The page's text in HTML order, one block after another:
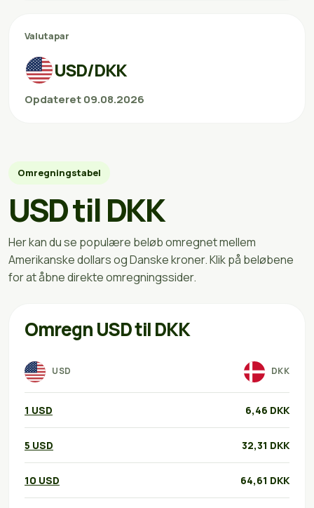
Valutapar
USD/DKK
Opdateret 09.08.2026
Omregningstabel
USD til DKK
Her kan du se populære beløb omregnet mellem
Amerikanske dollars og Danske kroner. Klik på beløbene
for at åbne direkte omregningssider.
Omregn USD til DKK
USD DKK
1 USD 6,46 DKK
5 USD 32,31 DKK
10 USD 64,61 DKK